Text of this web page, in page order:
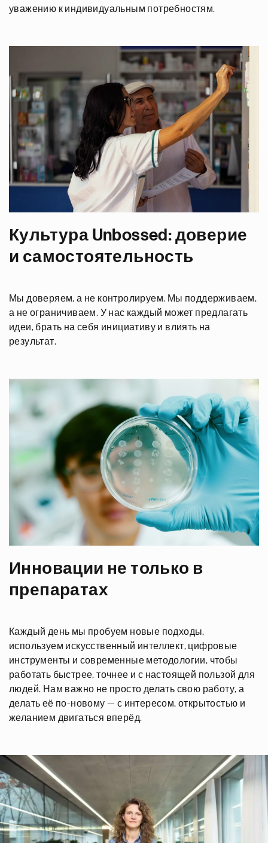
уважению к индивидуальным потребностям.
Культура Unbossed: доверие
и самостоятельность
Мы доверяем, а не контролируем. Мы поддерживаем,
а не ограничиваем. У нас каждый может предлагать
идеи, брать на себя инициативу и влиять на
результат.
Инновации не только в
препаратах
Каждый день мы пробуем новые подходы,
используем искусственный интеллект, цифровые
инструменты и современные методологии, чтобы
работать быстрее, точнее и с настоящей пользой для
людей. Нам важно не просто делать свою работу, а
делать её по-новому — с интересом, открытостью и
желанием двигаться вперёд.